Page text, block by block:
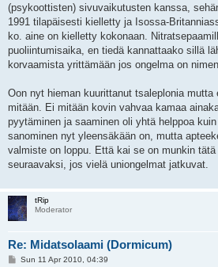
(psykoottisten) sivuvaikutusten kanssa,
1991 tilapäisesti kielletty ja Isossa-
ko. aine on kielletty kokonaan.
puoliintumisaika, en tiedä kannattaako sillä
korvaamista yrittämään jos ongelma on
Oon nyt hieman kuurittanut tsaleplonia
mitään. Ei mitään kovin vahvaa kamaa
pyytäminen ja saaminen oli yhtä helppoa
sanominen nyt yleensäkään on, mutta
valmiste on loppu. Että kai se on munkin
seuraavaksi, jos vielä uniongelmat jatkuvat.
tRip
Moderator
Re: Midatsolaami (Dormicum)
PSun 11 Apr 2010, 04:39